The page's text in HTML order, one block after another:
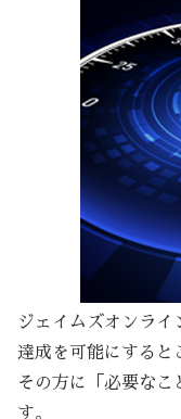
ジェイムズオンラ
達成を可能にすると
その方に「必要なこ
す。